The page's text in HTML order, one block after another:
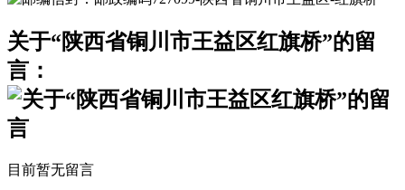
关于“陕西省铜川市王益区红旗桥”的留
言：
目前暂无留言